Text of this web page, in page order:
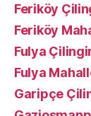
Feriköy
Feriköy
Fulya
Fulya
Garipçe